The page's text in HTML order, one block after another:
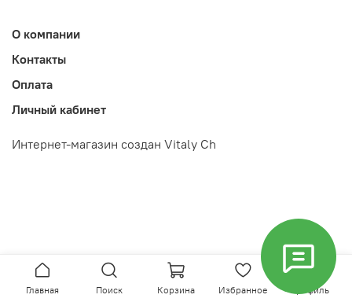
О компании
Контакты
Оплата
Личный кабинет
Интернет-магазин создан Vitaly Ch
Главная Поиск Корзина Избранное Профиль